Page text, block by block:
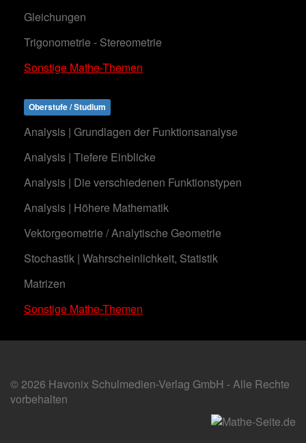
Gleichungen
Trigonometrie - Stereometrie
Sonstige Mathe-Themen
Oberstufe / Studium
Analysis | Grundlagen der Funktionsanalyse
Analysis | Tiefere Einblicke
Analysis | Die verschiedenen Funktionstypen
Analysis | Höhere Mathematik
Vektorgeometrie / Analytische Geometrie
Stochastik | Wahrscheinlichkeit, Statistik
Matrizen
Sonstige Mathe-Themen
© 2026 Havonix Schulmedien-Verlag GmbH - Alle Rechte
vorbehalten